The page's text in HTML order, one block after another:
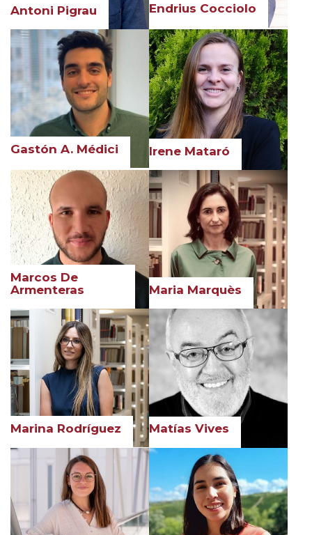
Antoni Pigrau Endrius Cocciolo
Gastón A. Médici Irene Mataró
Marcos De
Armenteras
Maria Marquès
Marina Rodríguez Matías Vives